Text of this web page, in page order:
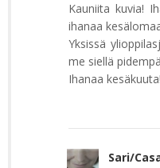
Kauniita kuvia!
ihanaa
Yksissä
me siellä
Ihanaa kesäkuuta!
Sari/